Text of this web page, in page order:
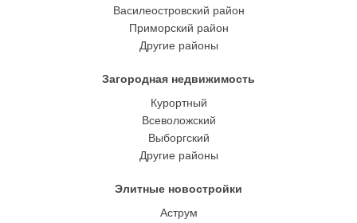
Василеостровский район
Приморский район
Другие районы
Загородная недвижимость
Курортный
Всеволожский
Выборгский
Другие районы
Элитные новостройки
Аструм